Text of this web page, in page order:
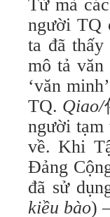
Từ mà
người TQ
ta đã
mô tả văn
‘văn
TQ. Qiao/
người tạm
về. Khi
Đảng
đã sử
kiều bào)